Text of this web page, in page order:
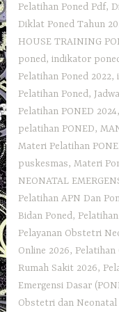
–
–
Sakit
–
Pelatihan Poned Pdf,
Diklat Poned Tahun
HOUSE TRAINING
poned,indikator
Pelatihan Poned 2022,
Pelatihan Poned,
Pelatihan PONED 2024
pelatihan PONED,
Materi Pelatihan
puskesmas,Materi
NEONATAL
Pelatihan APN Dan
Bidan Poned,
Pelayanan Obstetri
Online 2026, Pelatihan
Rumah Sakit 2026,
Emergensi Dasar
Obstetri dan Neonatal